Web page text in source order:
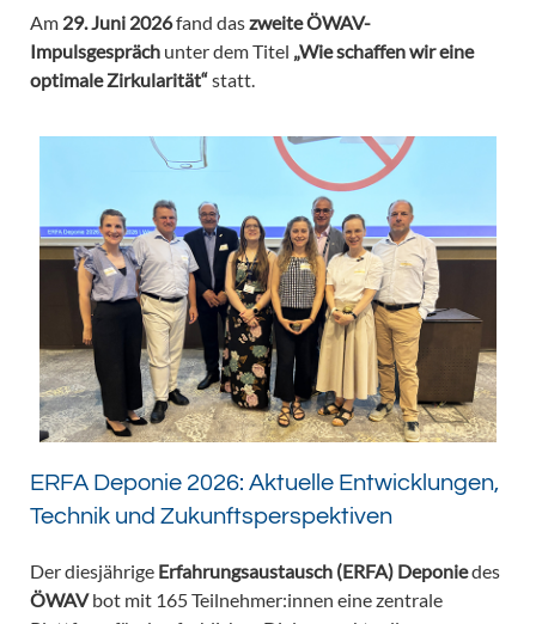
Am 29. Juni 2026fand daszweite ÖWAV-
Impulsgespräch unter dem Titel „Wie schaffen wir eine
optimale Zirkularität“statt.
ERFA Deponie 2026: Aktuelle Entwicklungen,
Technik und Zukunftsperspektiven
Der diesjährige Erfahrungsaustausch (ERFA) Deponiedes
ÖWAVbot mit 165 Teilnehmer:innen eine zentrale